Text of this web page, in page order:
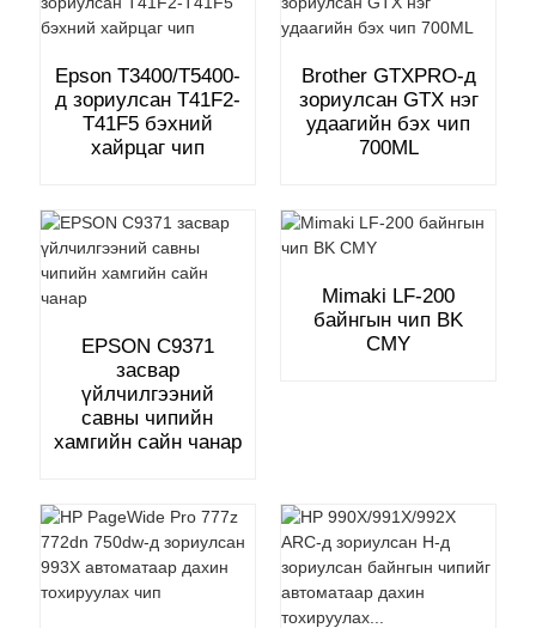
Epson T3400/T5400-
д зориулсан T41F2-
T41F5 бэхний
хайрцаг чип
Brother GTXPRO-д
зориулсан GTX нэг
удаагийн бэх чип
700ML
EPSON C9371
засвар
үйлчилгээний
савны чипийн
хамгийн сайн чанар
Mimaki LF-200
байнгын чип BK
CMY